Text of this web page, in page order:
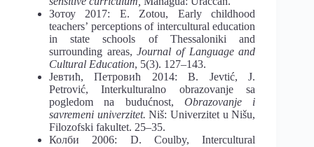
Зотоу 2017: E. Zotou, Early childhood
teachers’ perceptions of intercultural education
in state schools of Thessaloniki and
surrounding areas,Journal of Language and
Cultural Education, 5(3). 127–143.
Јевтић, Петровић 2014: B. Jevtić, J.
Petrović, Interkulturalno obrazovanje sa
pogledom na budućnost, Obrazovanje i
savremeni univerzitet.Niš: Univerzitet u Nišu,
Filozofski fakultet. 25–35.
Колби 2006: D. Coulby, Intercultural